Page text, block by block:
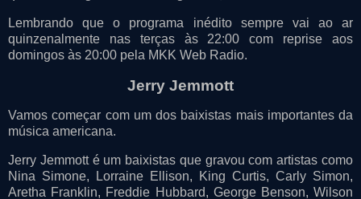
Lembrando que o programa inédito sempre vai ao ar
quinzenalmente nas terças às 22:00 com reprise aos
domingos às 20:00 pela MKK Web Radio.
Jerry Jemmott
Vamos começar com um dos baixistas mais importantes da
música americana.
Jerry Jemmott é um baixistas que gravou com artistas como
Nina Simone, Lorraine Ellison, King Curtis, Carly Simon,
Aretha Franklin, Freddie Hubbard, George Benson, Wilson